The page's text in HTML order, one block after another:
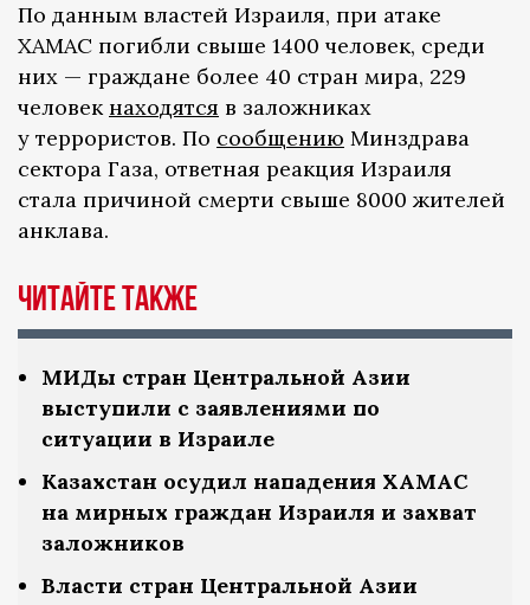
По данным властей Израиля, при атаке
ХАМАС погибли свыше 1400 человек, среди
них — граждане более 40 стран мира, 229
человек находятся в заложниках
у террористов. По сообщению Минздрава
сектора Газа, ответная реакция Израиля
стала причиной смерти свыше 8000 жителей
анклава.
Читайте также
МИДы стран Центральной Азии
выступили с заявлениями по
ситуации в Израиле
Казахстан осудил нападения ХАМАС
на мирных граждан Израиля и захват
заложников
Власти стран Центральной Азии